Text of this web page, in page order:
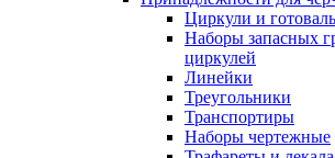
Циркули и
Наборы запасных
циркулей
Линейки
Треугольники
Транспортиры
Наборы чертежные